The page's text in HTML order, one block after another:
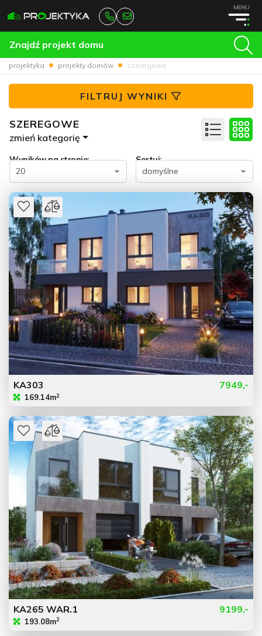
MENU
Znajdź projekt domu
projektyka projekty domów szeregowe
FILTRUJ WYNIKI
SZEREGOWE
zmień kategorię
Wyników na stronie: Sortuj:
KA303
169.14m2
7949,-
KA265 WAR.1
193.08m2
9199,-